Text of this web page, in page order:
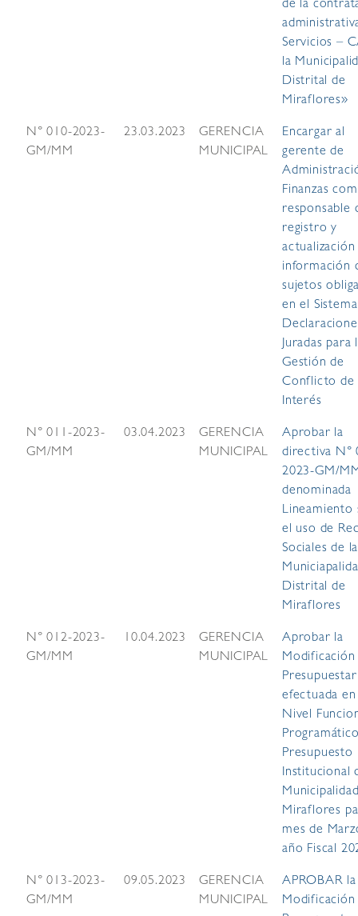
de la
Servicios –
la
Distrital de
Miraflores»
N° 010-2023-
GM/MM
23.03.2023
GERENCIA
MUNICIPAL
Encargar al
gerente de
Finanzas
responsable
registro y
actualización
información
sujetos
en el
Juradas para
Gestión de
Conflicto de
Interés
N° 011-2023-
GM/MM
03.04.2023
GERENCIA
MUNICIPAL
Aprobar la
directiva N°
2023-GM/
denominada
Lineamiento
el uso de
Sociales de la
Distrital de
Miraflores
N° 012-2023-
GM/MM
10.04.2023
GERENCIA
MUNICIPAL
Aprobar la
Modificación
efectuada
Nivel
Presupuesto
Institucional
Miraflores
mes de
año Fiscal
N° 013-2023-
GM/MM
09.05.2023
GERENCIA
MUNICIPAL
APROBAR la
Modificación